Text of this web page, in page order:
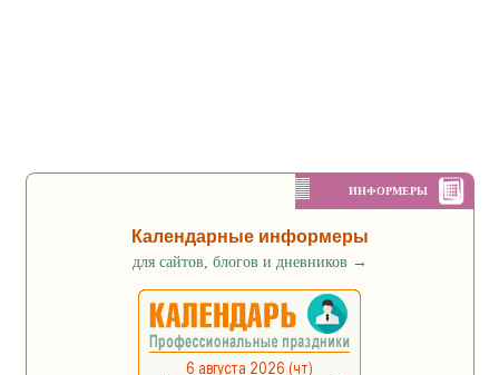
ИНФОРМЕРЫ
Календарные информеры
для сайтов, блогов и дневников →